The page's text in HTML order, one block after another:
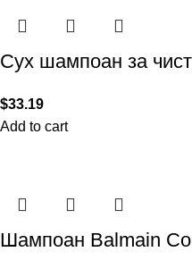
Сух шампоан за
$33.19
Add to cart
Шампоан Balmain